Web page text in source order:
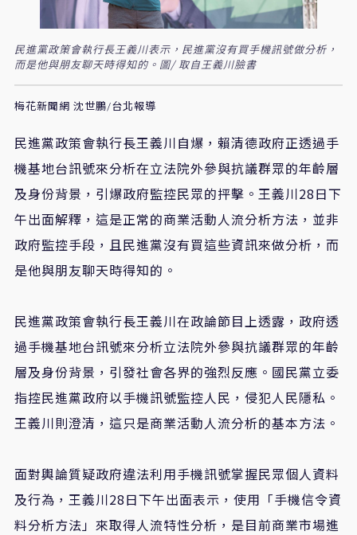
民進黨政策會執行長王義川表示，民進黨沒有買手機訊號做分析，
而是他與朋友聊天時得知的。圖/ 取自王義川臉書
梅花新聞網 沈世鵬/台北報導
民進黨政策會執行長王義川自爆，賴清德政府正透過手
機基地台訊號來分析在立法院外參與抗議群眾的年齡層
及身份背景，引爆政府監控民眾的抨擊。王義川28日下
午出面解釋，這是正常的商業活動人流分析方法，並非
政府監控手段，且民進黨沒有買這些資訊來做分析，而
是他與朋友聊天時得知的。
民進黨政策會執行長王義川在政論節目上透露，政府透
過手機基地台訊號來分析立法院外參與抗議群眾的年齡
層及身份背景，引發社會各界的強烈反應。國民黨立委
指控民進黨政府以手機訊號監控人民，侵犯人民隱私。
王義川則澄清，這只是商業活動人流分析的基本方法。
面對輿論質疑政府違法利用手機訊號掌握民眾個人資料
及行為，王義川28日下午出面表示，使用「手機信令資
料分析方法」來取得人流特性分析，是目前商業市場進